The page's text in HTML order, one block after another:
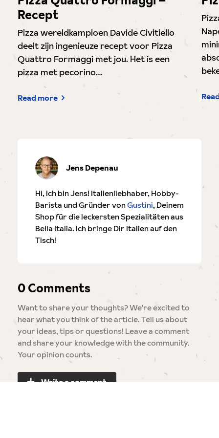
Recept
Pizza wereldkampioen Davide Civitiello
deelt zijn ingenieuze recept voor Pizza
Quattro Formaggi met jou. Het is een
pizza met pecorino…
Read more
Jens Depenau
Hi, ich bin Jens! Italienliebhaber, Hobby-
Barista und Gründer vonGustini, Deinem
Shop für die leckersten Spezialitäten aus
Bella Italia. Ich bringe Dir Italien auf den
Tisch!
0 Comments
Want to share your thoughts? We're excited to
hear what you think of the article. Tell us about
your ideas, tips or questions! Leave a comment
and share your knowledge with the community.
Your opinion counts.
Write a comment